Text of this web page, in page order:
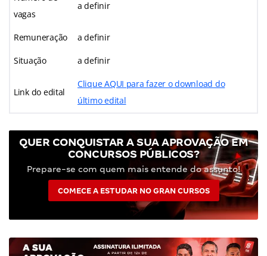
vagas
a definir
Remuneração a definir
Situação a definir
Link do edital
Clique AQUI para fazer o download do
último edital
QUER CONQUISTAR A SUA APROVAÇÃO EM
CONCURSOS PÚBLICOS?
Prepare-se com quem mais entende do assunto!
COMECE A ESTUDAR NO GRAN CURSOS